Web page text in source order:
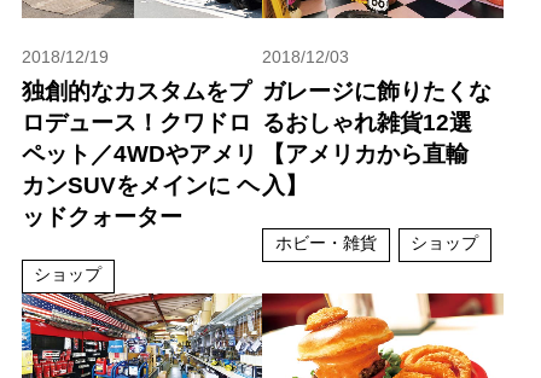
2018/12/19
独創的なカスタムをプ
ロデュース！クワドロ
ペット／4WDやアメリ
カンSUVをメインに ヘ
ッドクォーター
ショップ
2018/12/03
ガレージに飾りたくな
るおしゃれ雑貨12選
【アメリカから直輸
入】
ホビー・雑貨 ショップ